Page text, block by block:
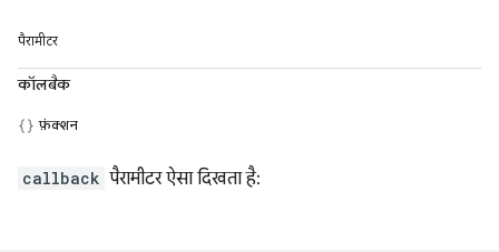
पैरामीटर
कॉलबैक
फ़ंक्शन
callback पैरामीटर ऐसा दिखता है: